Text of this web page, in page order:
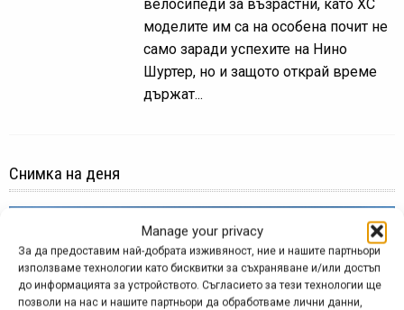
Manage your privacy
За да предоставим най-добрата изживяност, ние и нашите партньори
използваме технологии като бисквитки за съхраняване и/или достъп
до информацията за устройството. Съгласието за тези технологии ще
позволи на нас и нашите партньори да обработваме лични данни,
велосипеди за възрастни, като ХС
моделите им са на особена почит не
само заради успехите на Нино
Шуртер, но и защото открай време
държат...
Снимка на деня